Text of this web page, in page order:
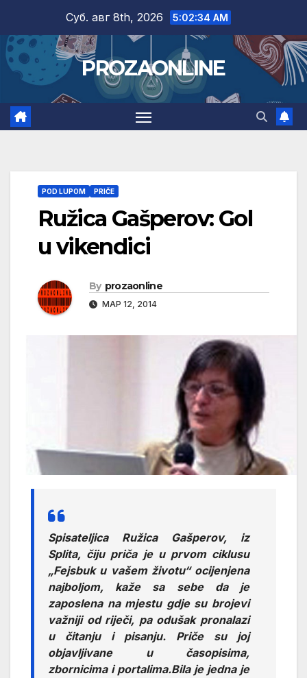
content
Суб. авг 8th, 2026 5:02:35 AM
PROZAONLINE
POD LUPOM PRIČE
Ružica Gašperov: Gol
u vikendici
By prozaonline
МАР 12, 2014
Spisateljica Ružica Gašperov, iz
Splita, čiju priča je u prvom ciklusu
„Fejsbuk u vašem životu“ ocijenjena
najboljom, kaže sa sebe da je
zaposlena na mjestu gdje su brojevi
važniji od riječi, pa odušak pronalazi
u čitanju i pisanju. Priče su joj
objavljivane u časopisima,
zbornicima i portalima.Bila je jedna je